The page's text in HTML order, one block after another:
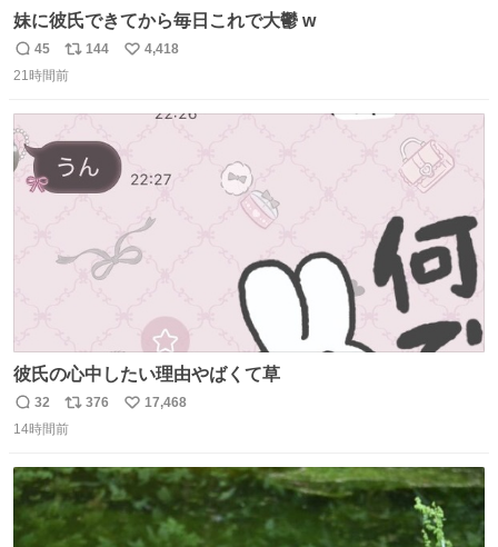
妹に彼氏できてから毎日これで大鬱 w
返
信
45
リ
ポ
144
い
4,418
21時間前
彼氏の心中したい理由やばくて草
返
信
32
リ
ポ
ト
数
376
い
数
17,468
14時間前